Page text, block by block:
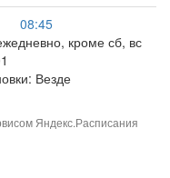
08:45
кроме сб, вс
Везде
Яндекс.Расписания